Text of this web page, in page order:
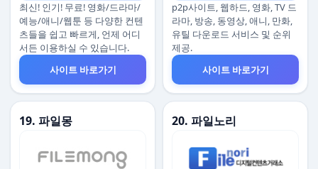
최신! 인기! 무료! 영화/드라마/
예능/애니/웹툰 등 다양한 컨텐
츠들을 쉽고 빠르게, 언제 어디
서든 이용하실 수 있습니다.
사이트 바로가기
p2p사이트, 웹하드, 영화, TV 드
라마, 방송, 동영상, 애니, 만화,
유틸 다운로드 서비스 및 순위
제공.
사이트 바로가기
19. 파일몽 20. 파일노리